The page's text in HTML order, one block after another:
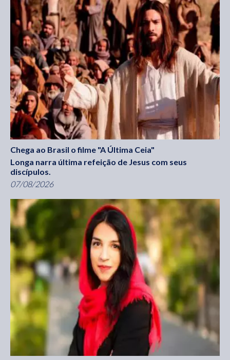
Chega ao Brasil o filme "A Última Ceia"
Longa narra última refeição de Jesus com seus
discípulos.
07/08/2026